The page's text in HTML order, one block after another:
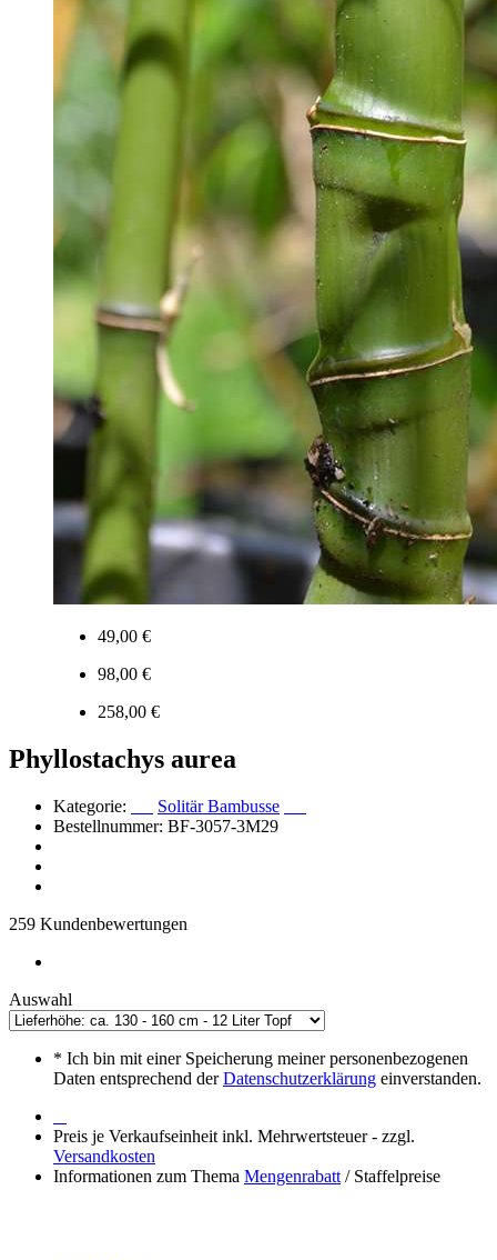
49,00 €
98,00 €
258,00 €
Phyllostachys aurea
Kategorie:
Solitär Bambusse
Bestellnummer: BF-3057-3M29
259 Kundenbewertungen
Auswahl
* Ich bin mit einer Speicherung meiner personenbezogenen
Daten entsprechend derDatenschutzerklärung einverstanden.
Preis je Verkaufseinheit inkl. Mehrwertsteuer - zzgl.
Versandkosten
Informationen zum Thema Mengenrabatt / Staffelpreise